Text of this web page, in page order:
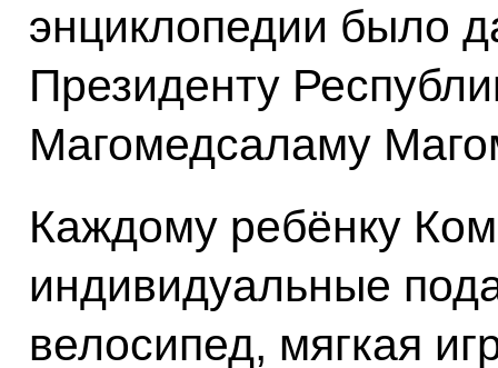
энциклопедии было
Президенту
Магомедсаламу
Каждому ребёнку
индивидуальные
велосипед, мягкая